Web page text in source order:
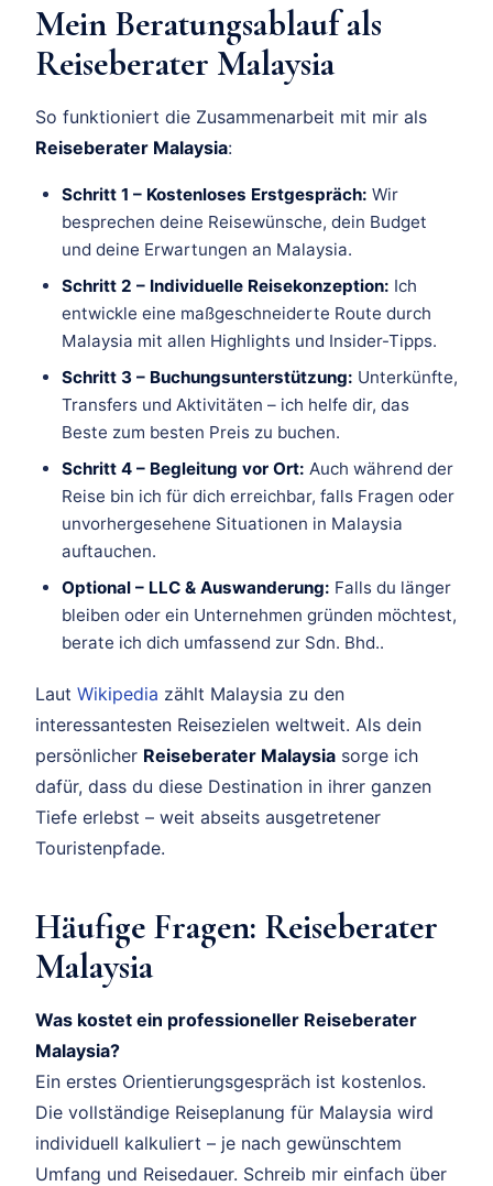
Mein Beratungsablauf als
Reiseberater Malaysia
So funktioniert die Zusammenarbeit mit mir als
Reiseberater Malaysia:
Schritt 1 – Kostenloses Erstgespräch: Wir
besprechen deine Reisewünsche, dein Budget
und deine Erwartungen an Malaysia.
Schritt 2 – Individuelle Reisekonzeption: Ich
entwickle eine maßgeschneiderte Route durch
Malaysia mit allen Highlights und Insider-Tipps.
Schritt 3 – Buchungsunterstützung: Unterkünfte,
Transfers und Aktivitäten – ich helfe dir, das
Beste zum besten Preis zu buchen.
Schritt 4 – Begleitung vor Ort: Auch während der
Reise bin ich für dich erreichbar, falls Fragen oder
unvorhergesehene Situationen in Malaysia
auftauchen.
Optional – LLC & Auswanderung: Falls du länger
bleiben oder ein Unternehmen gründen möchtest,
berate ich dich umfassend zur Sdn. Bhd..
Laut Wikipedia zählt Malaysia zu den
interessantesten Reisezielen weltweit. Als dein
persönlicher Reiseberater Malaysia sorge ich
dafür, dass du diese Destination in ihrer ganzen
Tiefe erlebst – weit abseits ausgetretener
Touristenpfade.
Häufige Fragen: Reiseberater
Malaysia
Was kostet ein professioneller Reiseberater
Malaysia?
Ein erstes Orientierungsgespräch ist kostenlos.
Die vollständige Reiseplanung für Malaysia wird
individuell kalkuliert – je nach gewünschtem
Umfang und Reisedauer. Schreib mir einfach über